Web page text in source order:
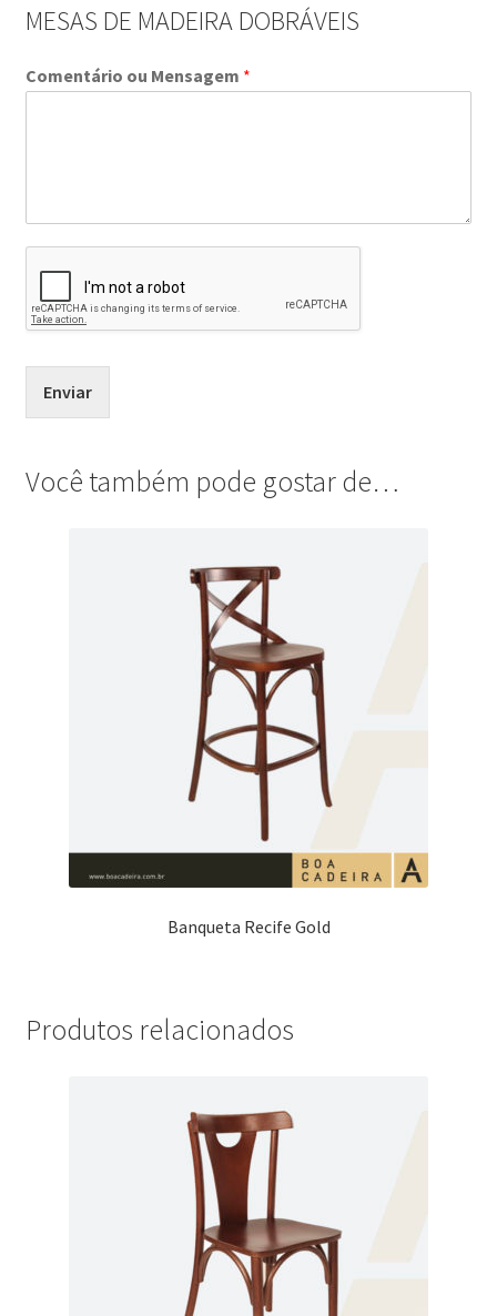
MESAS DE MADEIRA DOBRÁVEIS
Comentário ou Mensagem *
Enviar
Você também pode gostar de…
Banqueta Recife Gold
Produtos relacionados